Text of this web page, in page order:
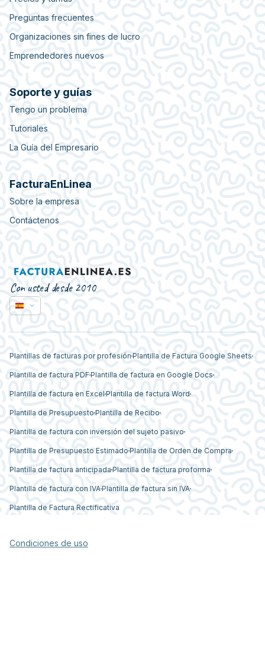
Preguntas frecuentes
Organizaciones sin fines de lucro
Emprendedores nuevos
Soporte y guías
Tengo un problema
Tutoriales
La Guía del Empresario
FacturaEnLinea
Sobre la empresa
Contáctenos
Con usted desde 2010
Plantillas de facturas por profesión Plantilla de Factura Google Sheets
Plantilla de factura PDF Plantilla de factura en Google Docs
Plantilla de factura en Excel Plantilla de factura Word
Plantilla de Presupuesto Plantilla de Recibo
Plantilla de factura con inversión del sujeto pasivo
Plantilla de Presupuesto Estimado Plantilla de Orden de Compra
Plantilla de factura anticipada Plantilla de factura proforma
Plantilla de factura con IVA Plantilla de factura sin IVA
Plantilla de Factura Rectificativa
Condiciones de uso